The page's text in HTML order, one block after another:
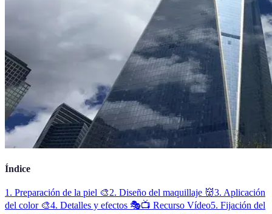
Índice
1. Preparación de la piel 🎨2. Diseño del maquillaje 👹3. Aplicación
del color 🎨4. Detalles y efectos 🎭📺 Recurso Vídeo5. Fijación del